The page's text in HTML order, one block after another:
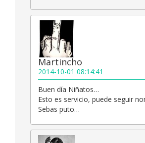
Martincho
2014-10-01 08:14:41
Buen día Niñatos…
Esto es servicio, puede seguir
Sebas puto…